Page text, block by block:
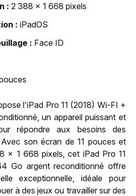
2 388 x 1 668 pixels
iPadOS
Face ID
l'iPad Pro 11 (2018) Wi-FI +
un appareil puissant et
répondre aux besoins des
son écran de 11 pouces et
x 1 668 pixels, cet iPad Pro 11
Go argent reconditionné offre
exceptionnelle, idéale pour
à des jeux ou travailler sur des